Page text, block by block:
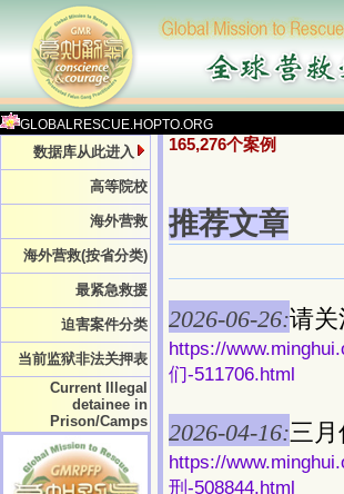
GLOBALRESCUE.HOPTO.ORG
数据库从此进入
高等院校
海外营救
海外营救(按省分类)
最紧急救援
迫害案件分类
当前监狱非法关押表
Current Illegal
detainee in
Prison/Camps
165,276个案例
推荐文章
2026-06-26:请
https://
们-511706.html
2026-04-16:三
https://
刑-508844.html